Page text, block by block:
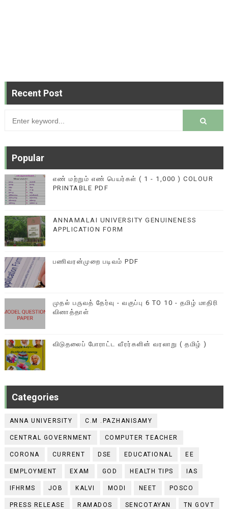
Recent Post
Popular
எண் மற்றும் எண் பெயர்கள் ( 1 - 1,000 ) COLOUR
PRINTABLE PDF
ANNAMALAI UNIVERSITY GENUINENESS
APPLICATION FORM
பணிவரன்முறை படிவம் PDF
முதல் பருவத் தேர்வு - வகுப்பு 6 TO 10 - தமிழ் மாதிரி
வினாத்தாள்
விடுதலைப் போராட்ட வீரர்களின் வரலாறு ( தமிழ் )
Categories
ANNA UNIVERSITY C.M .PAZHANISAMY
CENTRAL GOVERNMENT COMPUTER TEACHER
CORONA CURRENT DSE EDUCATIONAL EE
EMPLOYMENT EXAM GOD HEALTH TIPS IAS
IFHRMS JOB KALVI MODI NEET POSCO
PRESS RELEASE RAMADOS SENCOTAYAN TN GOVT